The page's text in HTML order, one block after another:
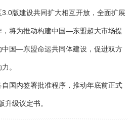
版建设共同扩大相互开放，全面扩展
，将为推动构建中国—东盟超大市场提
中国—东盟命运共同体建设，促进双方
。
国内签署批准程序，推动年底前正式
级议定书。